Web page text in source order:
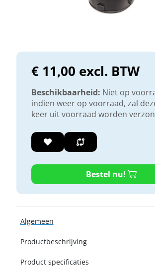
€ 11,00 excl. BTW
Beschikbaarheid: Niet op
indien weer op voorraad, zal
keer uit voorraad worden
Bestel nu!
Algemeen
Productbeschrijving
Product specificaties